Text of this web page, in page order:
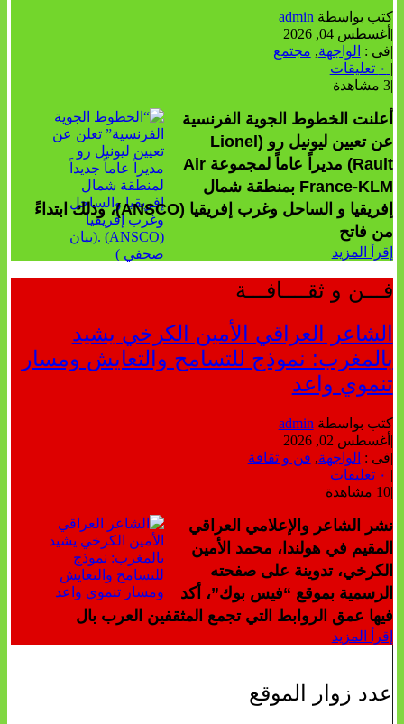
كتب بواسطةadmin
أغسطس 04, 2026
فى : الواجهة,مجتمع
أعلنت الخطوط الجوية الفرنسية
عن تعيين ليونيل رو (Lionel
Rault) مديراً عاماً لمجموعة Air
France-KLM بمنطقة شمال
إفريقيا و الساحل وغرب إفريقيا (ANSCO)، وذلك ابتداءً
من فاتح
إقرأ المزيد
فـــن و ثقــــافـــة
الشاعر العراقي الأمين الكرخي يشيد
بالمغرب: نموذج للتسامح والتعايش ومسار
تنموي واعد
كتب بواسطةadmin
أغسطس 02, 2026
فى : الواجهة,فن و ثقافة
10 مشاهدة
نشر الشاعر والإعلامي العراقي
المقيم في هولندا، محمد الأمين
الكرخي، تدوينة على صفحته
الرسمية بموقع “فيس بوك”، أكد
فيها عمق الروابط التي تجمع المثقفين العرب بال
إقرأ المزيد
عدد زوار الموقع